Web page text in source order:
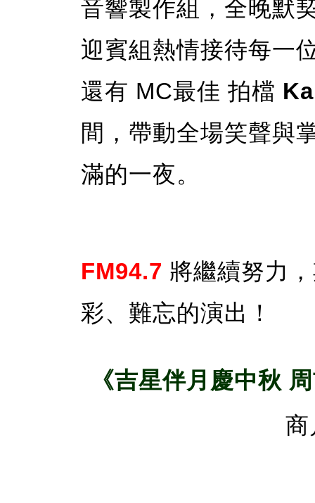
音響製作組，全晚默
迎賓組熱情接待每一
還有 MC最佳 拍檔
間，帶動全場笑聲與
滿的一夜。
FM94.7 將繼續努力
彩、難忘的演出！
《吉星伴月慶中秋
商